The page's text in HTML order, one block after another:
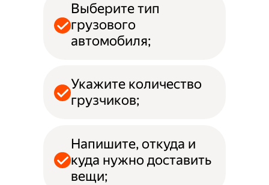
Выберите тип
грузового
автомобиля;
Укажите количество
грузчиков;
Напишите, откуда и
куда нужно доставить
вещи;